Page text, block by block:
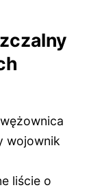
wojownik
liście o